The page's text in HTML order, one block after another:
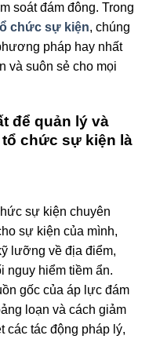
soát đám đông. Trong
chức sự kiện, chúng
pháp hay nhất
và suôn sẻ cho mọi
để quản lý và
chức sự kiện là
sự kiện chuyên
sự kiện của mình,
lưỡng về địa điểm,
nguy hiểm tiềm ẩn.
gốc của áp lực đám
loạn và cách giảm
các tác động pháp lý,